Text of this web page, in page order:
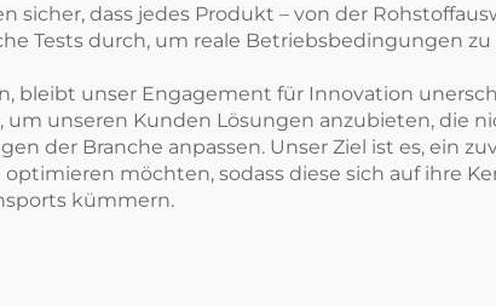
sicher, dass jedes Produkt – von der
Tests durch, um reale Betriebsbedingungen
bleibt unser Engagement für Innovation
um unseren Kunden Lösungen anzubieten, die
der Branche anpassen. Unser Ziel ist es, ein
möchten, sodass diese sich auf ihre
kümmern.